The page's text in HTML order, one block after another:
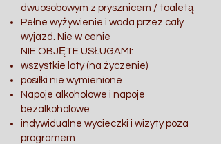
dwuosobowym z prysznicem / toaletą
Pełne wyżywienie i woda przez cały
wyjazd. Nie w cenie
NIE OBJĘTE USŁUGAMI:
wszystkie loty (na życzenie)
posiłki nie wymienione
Napoje alkoholowe i napoje
bezalkoholowe
indywidualne wycieczki i wizyty poza
programem